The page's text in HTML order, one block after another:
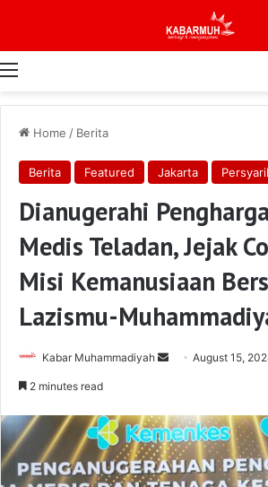
Menu
Home / Berita
Berita Featured Jakarta
Dianugerahi
Medis Teladan, Jejak
Misi Kemanusiaan
Lazismu-
Kabar Muhammadiyah
Send August 15,
2 minutes read